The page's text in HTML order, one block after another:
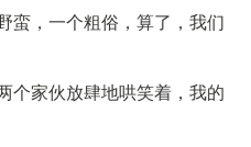
，一个粗俗，算了，我们
个家伙放肆地哄笑着，我的